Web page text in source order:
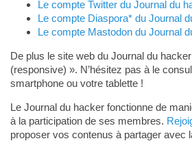
Le compte Twitter du Journal du
Le compte Diaspora* du Journal
Le compte Mastodon du Journal
De plus le site web du Journal du
(responsive) ». N’hésitez pas à le
smartphone ou votre tablette !
Le Journal du hacker fonctionne de
à la participation de ses membres.
proposer vos contenus à partager avec